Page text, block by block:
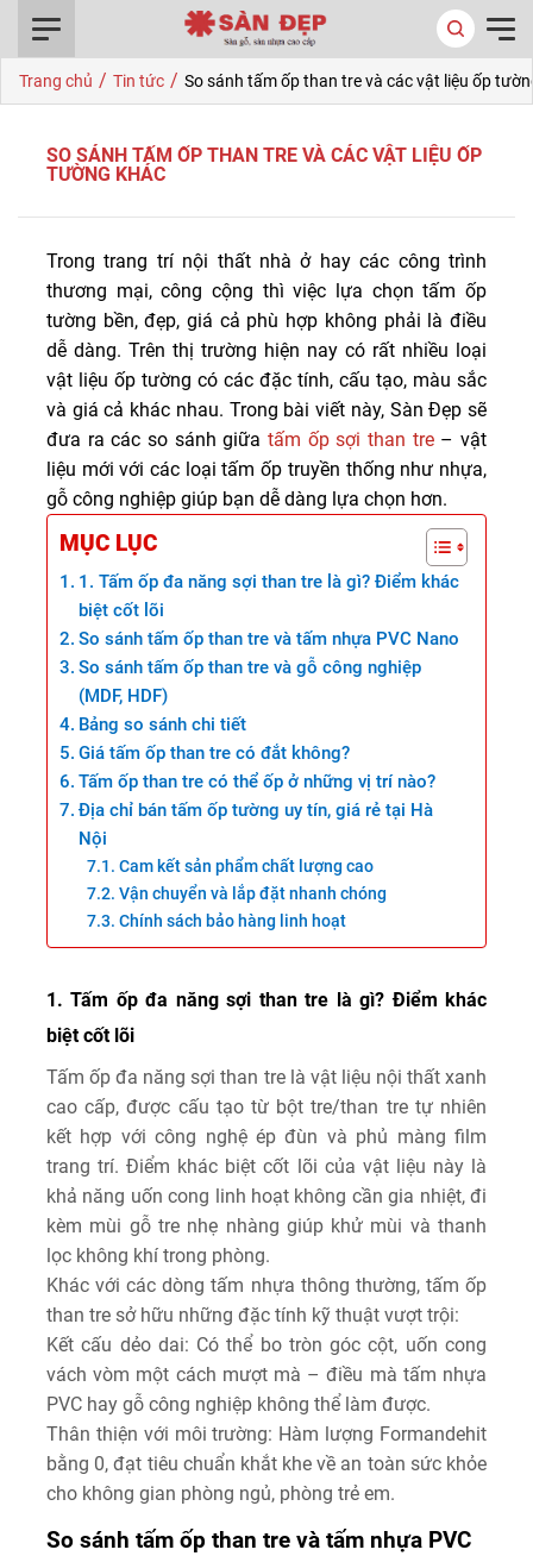
Trang chủ / Tin tức / So sánh tấm ốp than tre và các vật liệu ốp
SO SÁNH TẤM ỐP THAN TRE VÀ CÁC VẬT LIỆU ỐP
TƯỜNG KHÁC
Trong trang trí nội thất nhà ở hay các công trình
thương mại, công cộng thì việc lựa chọn tấm ốp
tường bền, đẹp, giá cả phù hợp không phải là điều
dễ dàng. Trên thị trường hiện nay có rất nhiều loại
vật liệu ốp tường có các đặc tính, cấu tạo, màu sắc
và giá cả khác nhau. Trong bài viết này, Sàn Đẹp sẽ
đưa ra các so sánh giữa tấm ốp sợi than tre– vật
liệu mới với các loại tấm ốp truyền thống như nhựa,
gỗ công nghiệp giúp bạn dễ dàng lựa chọn hơn.
MỤC LỤC
1. Tấm ốp đa năng sợi than tre là gì? Điểm khác
biệt cốt lõi
So sánh tấm ốp than tre và tấm nhựa PVC Nano
So sánh tấm ốp than tre và gỗ công nghiệp
(MDF, HDF)
Bảng so sánh chi tiết
Giá tấm ốp than tre có đắt không?
Tấm ốp than tre có thể ốp ở những vị trí nào?
Địa chỉ bán tấm ốp tường uy tín, giá rẻ tại Hà
Nội
Cam kết sản phẩm chất lượng cao
Vận chuyển và lắp đặt nhanh chóng
Chính sách bảo hàng linh hoạt
1. Tấm ốp đa năng sợi than tre là gì? Điểm khác
biệt cốt lõi
Tấm ốp đa năng sợi than tre là vật liệu nội thất xanh
cao cấp, được cấu tạo từ bột tre/than tre tự nhiên
kết hợp với công nghệ ép đùn và phủ màng film
trang trí. Điểm khác biệt cốt lõi của vật liệu này là
khả năng uốn cong linh hoạt không cần gia nhiệt, đi
kèm mùi gỗ tre nhẹ nhàng giúp khử mùi và thanh
lọc không khí trong phòng.
Khác với các dòng tấm nhựa thông thường, tấm ốp
than tre sở hữu những đặc tính kỹ thuật vượt trội:
Kết cấu dẻo dai: Có thể bo tròn góc cột, uốn cong
vách vòm một cách mượt mà – điều mà tấm nhựa
PVC hay gỗ công nghiệp không thể làm được.
Thân thiện với môi trường: Hàm lượng Formandehit
bằng 0, đạt tiêu chuẩn khắt khe về an toàn sức khỏe
cho không gian phòng ngủ, phòng trẻ em.
So sánh tấm ốp than tre và tấm nhựa PVC